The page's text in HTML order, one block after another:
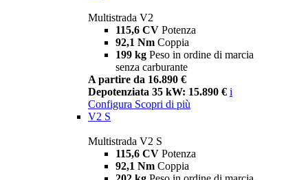
Multistrada V2
115,6 CV Potenza
92,1 Nm Coppia
199 kg Peso in ordine di marcia
senza carburante
A partire da 16.890 €
Depotenziata 35 kW: 15.890 € i
Configura Scopri di più
V2 S
Multistrada V2 S
115,6 CV Potenza
92,1 Nm Coppia